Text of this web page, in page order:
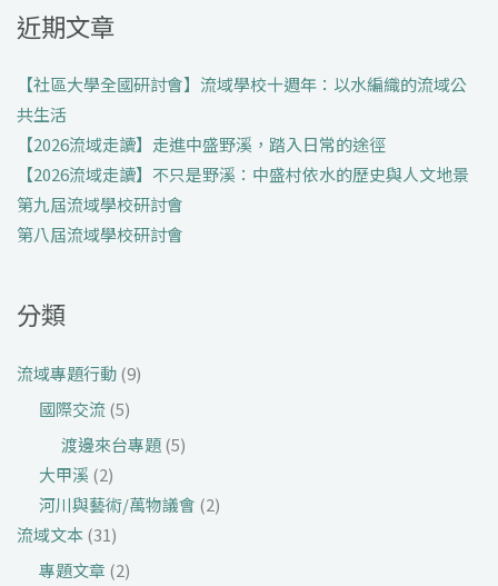
鍵
近期文章
【社區大學全國研討會】流域學校十週年：以水編織的流域公
共生活
【2026流域走讀】走進中盛野溪，踏入日常的途徑
【2026流域走讀】不只是野溪：中盛村依水的歷史與人文地景
第九屆流域學校研討會
第八屆流域學校研討會
分類
流域專題行動(9)
國際交流 (5)
渡邊來台專題(5)
大甲溪 (2)
河川與藝術/萬物議會 (2)
流域文本(31)
專題文章 (2)